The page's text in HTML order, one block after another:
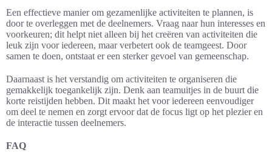
Een effectieve manier om gezamenlijke activiteiten te plannen, is
door te overleggen met de deelnemers. Vraag naar hun interesses en
voorkeuren; dit helpt niet alleen bij het creëren van activiteiten die
leuk zijn voor iedereen, maar verbetert ook de teamgeest. Door
samen te doen, ontstaat er een sterker gevoel van gemeenschap.
Daarnaast is het verstandig om activiteiten te organiseren die
gemakkelijk toegankelijk zijn. Denk aan teamuitjes in de buurt die
korte reistijden hebben. Dit maakt het voor iedereen eenvoudiger
om deel te nemen en zorgt ervoor dat de focus ligt op het plezier en
de interactie tussen deelnemers.
FAQ